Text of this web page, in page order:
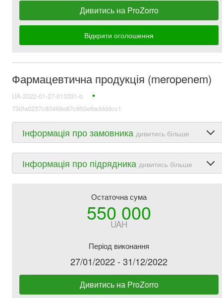
Дивитись на ProZorro
Відкрити оголошення
Фармацевтична продукція (meropenem)
UA-2022-01-27-013331-b
730fa0237c80468e87c850e6addddcc1
Інформація про замовника дивитись більше
Інформація про підрядника дивитись більше
Остаточна сума
550 000
UAH
Період виконання
27/01/2022 - 31/12/2022
Дивитись на ProZorro